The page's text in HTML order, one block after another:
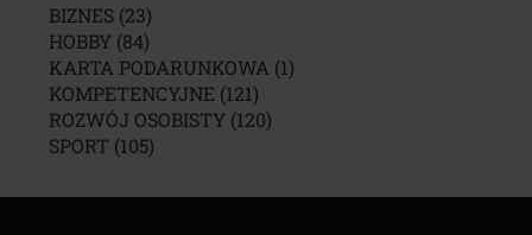
BIZNES 2323
PRODUKTY
HOBBY 8484
PRODUKTY
KARTA PODARUNKOWA 11
KOMPETENCYJNE 121121
PRODUKTÓW
ROZWÓJ OSOBISTY 120120
SPORT 105105